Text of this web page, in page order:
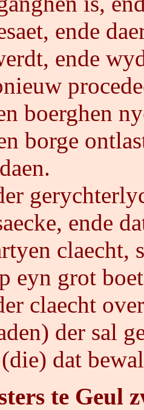
ende
ende
boerghen
borge
ende
claecht,
eyn grot
claecht
der sal
dat
te Geul